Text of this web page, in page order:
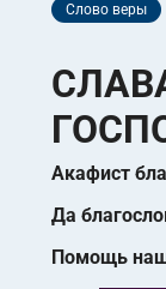
Слово веры
Акафист
Да
Помощь